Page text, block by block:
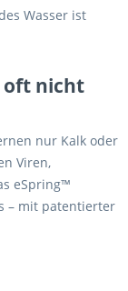
Wasser ist
oft nicht
nur Kalk oder
Viren,
eSpring™
– mit patentierter